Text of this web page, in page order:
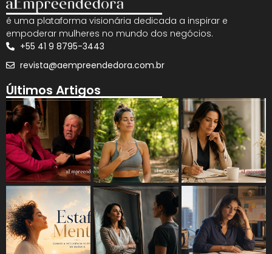
é uma plataforma visionária dedicada a inspirar e
empoderar mulheres no mundo dos negócios.
+55 41 9 8795-3443
revista@aempreendedora.com.br
Últimos Artigos